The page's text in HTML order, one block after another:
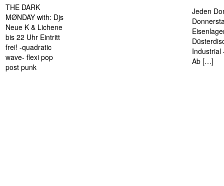
THE DARK
MØNDAY with: Djs
Neue K & Lichene
bis 22 Uhr Eintritt
frei! -quadratic
wave- flexi pop
post punk
Jeden
Industrial
Ab […]